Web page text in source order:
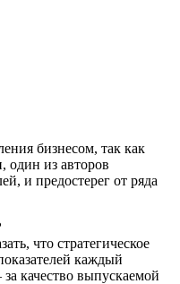
бизнесом, так как
один из авторов
и предостерег от ряда
что стратегическое
каждый
качество выпускаемой